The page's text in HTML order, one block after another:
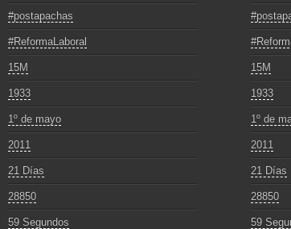
#postapachas
#ReformaLaboral
15M
1933
1º de mayo
2011
21 Días
28850
59 Segundos
15M
1933
1º de
2011
21 Días
28850
59